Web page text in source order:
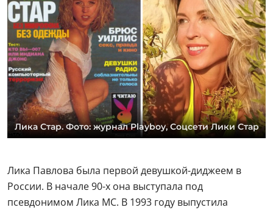
Лика Стар. Фото: журнал Playboy, Соцсети Лики Стар
Лика Павлова была первой девушкой-диджеем в
России. В начале 90-х она выступала под
псевдонимом Лика МС. В 1993 году выпустила